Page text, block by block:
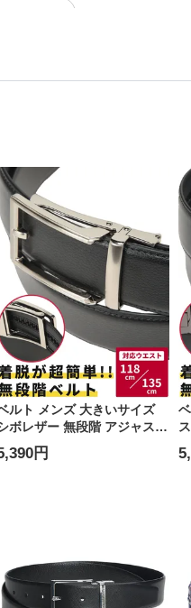
ルト メンズ 大きいサイズ
ボレザー 無段階 アジャスタ
ーベルト B＆T CLUB (ビーア
ドティークラブ)
円